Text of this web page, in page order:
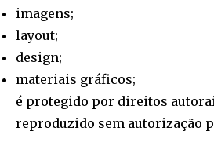
imagens;
layout;
design;
materiais gráficos;
é protegido por direitos
reproduzido sem autorização